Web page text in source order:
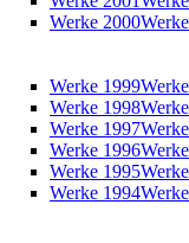
Werke 2000
Werke 1999
Werke 1998
Werke 1997
Werke 1996
Werke 1995
Werke 1994